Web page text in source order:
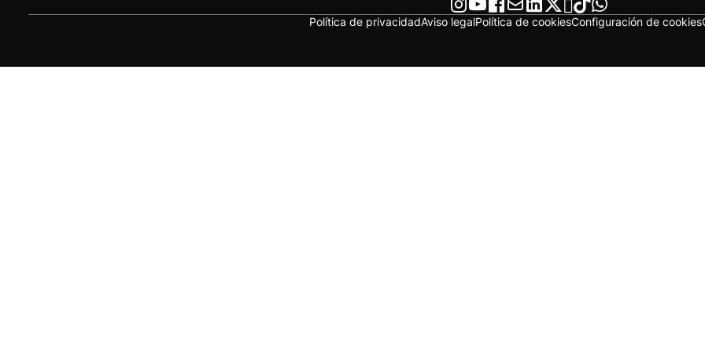
Política de privacidadAviso legalPolítica de cookiesConfiguración de cookies